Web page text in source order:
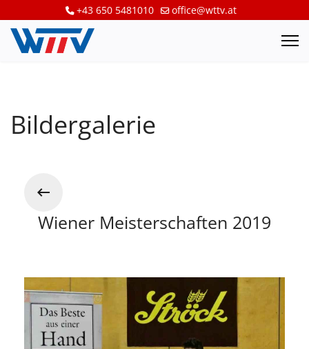
+43 650 5481010 office@wttv.at
Bildergalerie
Wiener Meisterschaften 2019